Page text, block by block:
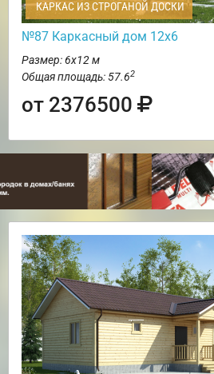
КАРКАС ИЗ СТРОГАНОЙ ДОСКИ
№87 Каркасный дом 12х6
Размер: 6х12 м
Общая площадь: 57.62
от 2376500